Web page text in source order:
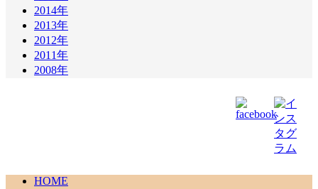
2014年
2013年
2012年
2011年
2008年
HOME